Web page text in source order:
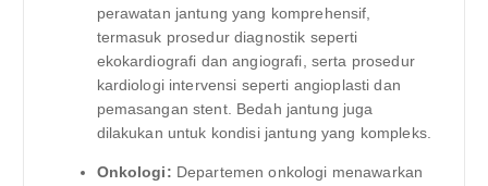
perawatan jantung yang komprehensif,
termasuk prosedur diagnostik seperti
ekokardiografi dan angiografi, serta prosedur
kardiologi intervensi seperti angioplasti dan
pemasangan stent. Bedah jantung juga
dilakukan untuk kondisi jantung yang kompleks.
Onkologi: Departemen onkologi menawarkan